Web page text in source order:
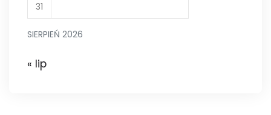
SIERPIEŃ 2026
31
« lip